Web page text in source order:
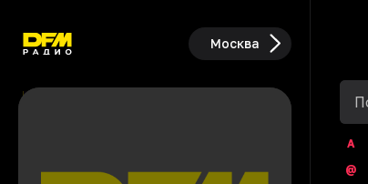
Москва
А
@